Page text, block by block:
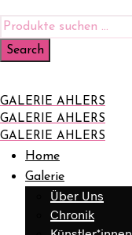
GALERIE AHLERS
GALERIE AHLERS
GALERIE AHLERS
Home
Galerie
Über Uns
Chronik